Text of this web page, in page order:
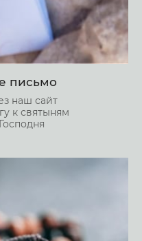
письмо
наш сайт
к святыням